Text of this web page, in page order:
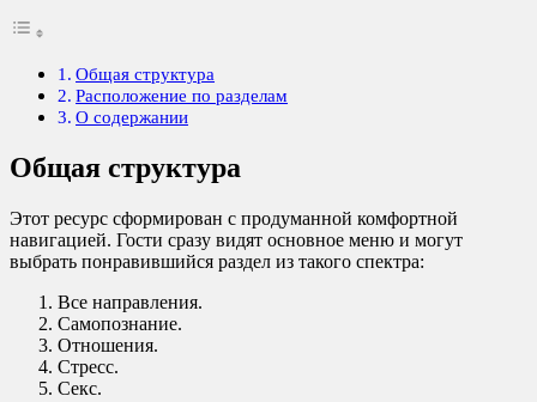
Общая структура
Расположение по разделам
О содержании
Общая структура
Этот ресурс сформирован с продуманной комфортной
навигацией. Гости сразу видят основное меню и могут
выбрать понравившийся раздел из такого спектра:
Все направления.
Самопознание.
Отношения.
Стресс.
Секс.